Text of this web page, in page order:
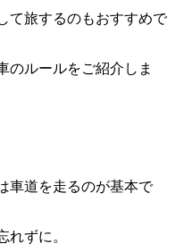
て旅するのもおすすめで
のルールをご紹介しま
車道を走るのが基本で
れずに。